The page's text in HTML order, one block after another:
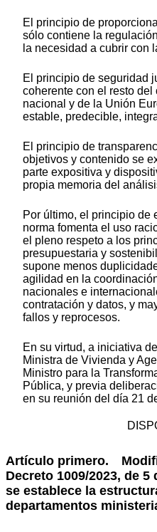
El principio de
sólo contiene la
la necesidad a cubrir con
El principio de seguridad
coherente con el resto
nacional y de la Unión
estable, predecible,
El principio de
objetivos y contenido se
parte expositiva y
propia memoria del
Por último, el principio de
norma fomenta el uso
el pleno respeto a los
presupuestaria y
supone menos
agilidad en la
nacionales e
contratación y datos, y
fallos y reprocesos.
En su virtud, a iniciativa
Ministra de Vivienda y
Ministro para la
Pública, y previa
en su reunión del día 21
Artículo primero.
Decreto 1009/2023, de
se establece la
departamentos